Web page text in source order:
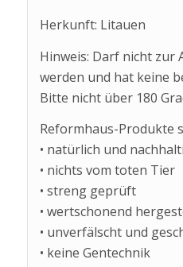
Herkunft: Litauen
Hinweis: Darf nicht zur
werden und hat keine
Bitte nicht über 180
Reformhaus-Produkte
• natürlich und
• nichts vom toten Tier
• streng geprüft
• wertschonend
• unverfälscht und
• keine Gentechnik